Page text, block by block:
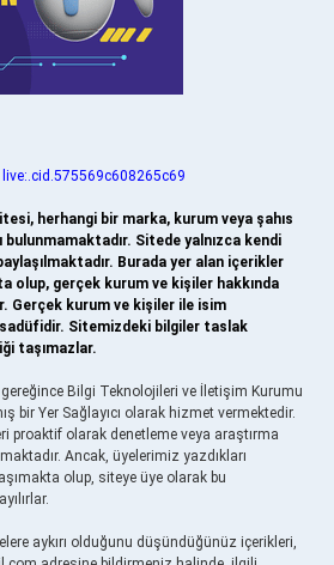
live:.cid.575569c608265c69
herhangi bir marka, kurum veya şahıs
Sitede yalnızca kendi
Burada yer alan içerikler
olup, gerçek kurum ve kişiler hakkında
Gerçek kurum ve kişiler ile isim
Sitemizdeki bilgiler taslak
taşımazlar.
gereğince Bilgi Teknolojileri ve İletişim Kurumu
bir Yer Sağlayıcı olarak hizmet vermektedir.
proaktif olarak denetleme veya araştırma
Ancak, üyelerimiz yazdıkları
olup, siteye üye olarak bu
aykırı olduğunu düşündüğünüz içerikleri,